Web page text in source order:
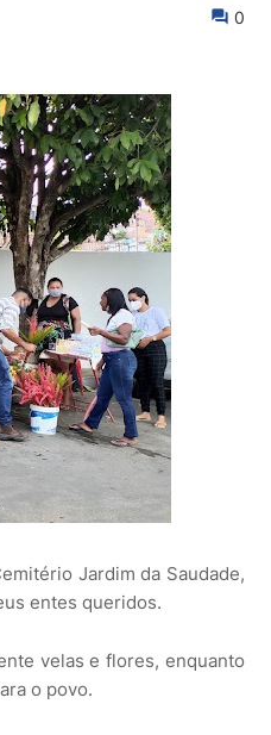
0
Jardim da Saudade,
entes queridos.
velas e flores, enquanto
o povo.